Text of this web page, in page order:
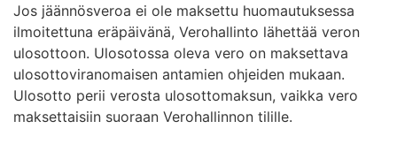
Jos jäännösveroa ei ole maksettu huomautuksessa
ilmoitettuna eräpäivänä, Verohallinto lähettää veron
ulosottoon. Ulosotossa oleva vero on maksettava
ulosottoviranomaisen antamien ohjeiden mukaan.
Ulosotto perii verosta ulosottomaksun, vaikka vero
maksettaisiin suoraan Verohallinnon tilille.